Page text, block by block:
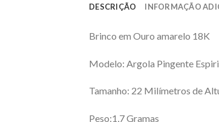
DESCRIÇÃO INFORMAÇÃO
Brinco em Ouro amarelo 18K
Modelo: Argola Pingente
Tamanho: 22 Milímetros de
Peso:1,7 Gramas